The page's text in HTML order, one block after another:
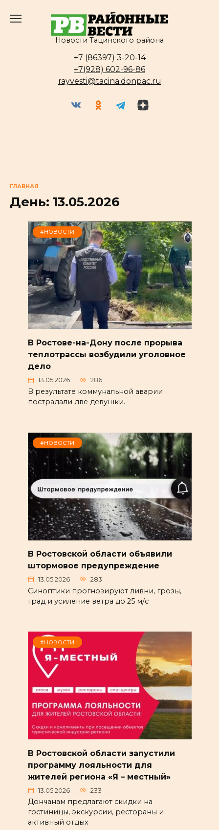
Новости Тацинского района
+7 (86397) 3-20-14
+7(928) 602-96-86
rayvesti@tacina.donpac.ru
ГЛАВНАЯ
День: 13.05.2026
#НОВОСТИ
В Ростове-на-Дону после прорыва
теплотрассы возбудили уголовное
дело
13.05.2026 286
В результате коммунальной аварии
пострадали две девушки.
#НОВОСТИ
В Ростовской области объявили
штормовое предупреждение
13.05.2026 283
Синоптики прогнозируют ливни, грозы,
град и усиление ветра до 25 м/с
#НОВОСТИ
В Ростовской области запустили
программу лояльности для
жителей региона «Я – местный»
13.05.2026 233
Дончанам предлагают скидки на
гостиницы, экскурсии, рестораны и
активный отдых